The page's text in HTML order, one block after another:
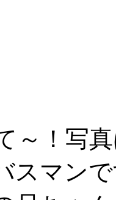
～！写
スマン